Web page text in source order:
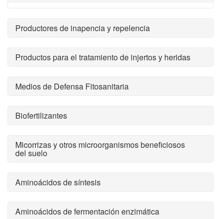
Productores de inapencia y repelencia
Productos para el tratamiento de injertos y heridas
Medios de Defensa Fitosanitaria
Biofertilizantes
Micorrizas y otros microorganismos beneficiosos
del suelo
Aminoácidos de síntesis
Aminoácidos de fermentación enzimática